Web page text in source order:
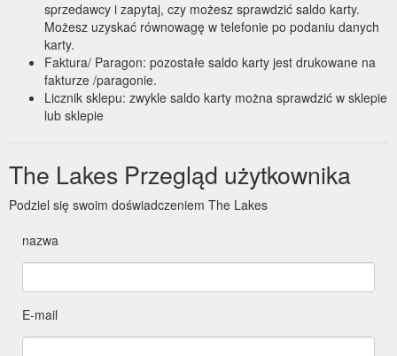
sprzedawcy i zapytaj, czy możesz sprawdzić saldo karty.
Możesz uzyskać równowagę w telefonie po podaniu danych
karty.
Faktura/ Paragon: pozostałe saldo karty jest drukowane na
fakturze /paragonie.
Licznik sklepu: zwykle saldo karty można sprawdzić w sklepie
lub sklepie
The Lakes Przegląd użytkownika
Podziel się swoim doświadczeniem The Lakes
nazwa
E-mail